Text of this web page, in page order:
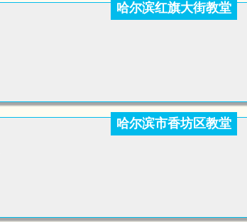
哈尔滨红旗大街教堂
哈尔滨市香坊区教堂